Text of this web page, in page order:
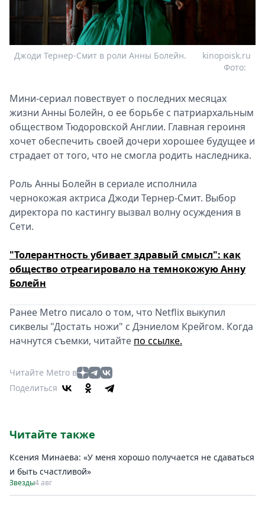
Джоди Тернер-Смит в роли Анны Болейн.
kinopoisk.ru
Фото:
Мини-сериал повествует о последних месяцах
жизни Анны Болейн, о ее борьбе с патриархальным
обществом Тюдоровской Англии. Главная героиня
хочет обеспечить своей дочери хорошее будущее и
страдает от того, что не смогла родить наследника.
Роль Анны Болейн в сериале исполнила
чернокожая актриса Джоди Тернер-Смит. Выбор
директора по кастингу вызвал волну осуждения в
Сети.
"Толерантность убивает здравый смысл": как
общество отреагировало на темнокожую Анну
Болейн
Ранее Metro писало о том, что Netflix выкупил
сиквелы "Достать ножи" с Дэниелом Крейгом. Когда
начнутся съемки, читайте по ссылке.
Читайте Metro в
Поделиться
Читайте также
Ксения Минаева: «У меня хорошо получается не сдаваться
и быть счастливой»
Звезды4 авг